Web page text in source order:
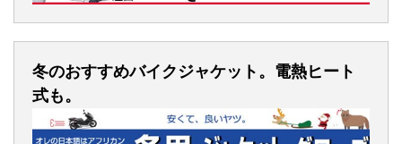
冬のおすすめバイクジャケット。電熱ヒート
式も。